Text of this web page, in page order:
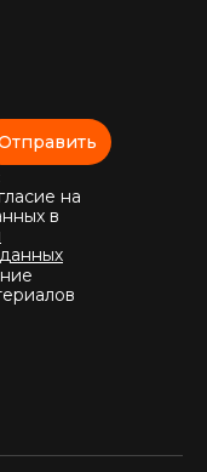
на
в